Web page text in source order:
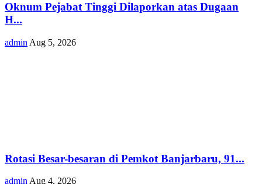
Oknum Pejabat Tinggi Dilaporkan atas Dugaan
H...
admin Aug 5, 2026
Rotasi Besar-besaran di Pemkot Banjarbaru, 91...
admin Aug 4, 2026